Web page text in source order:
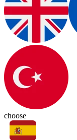
choose